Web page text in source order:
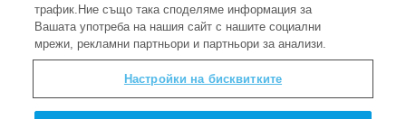
Superbook е регистрирана търговска марка на Christian
Broadcasting Network, Inc.
Всички права запазени.
трафик.Ние също така споделяме информация за
Вашата употреба на нашия сайт с нашите социални
мрежи, рекламни партньори и партньори за анализи.
Настройки на бисквитките